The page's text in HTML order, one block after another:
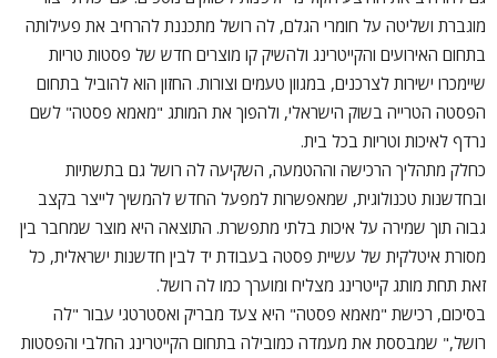
מוגברת ושליטה על חומרי הגלם, לה רושל מתכננת להרחיב את פעילותה
בתחום האירועים והקייטרינג ולהשיק קו מוצרים חדש של פסטות טריות
שיימכרו ישירות לצרכנים, במגוון טעמים וצורות. החזון הוא להוביל בתחום
הפסטה הטרייה בשוק הישראלי, ולהפוך את המותג "מאמא פסטה" לשם
נרדף לאיכות וטריות בכל בית.
כחלק מתהליך הרכישה וההטמעה, השקיעה לה רושל גם בתשתיות
ובחדשנות טכנולוגית, שמאפשרות למפעל החדש להמשיך לייצר בקצב
גבוה תוך שמירה על איכות בלתי מתפשרת. התוצאה היא מוצר שמחבר בין
מסורת איטלקית של עשיית פסטה בעבודת יד לבין חדשנות ישראלית, כל
זאת תחת מותג קייטרינג מצליח ומוערך כמו לה רושל.
בסיכום, רכישת "מאמא פסטה" היא צעד מבריק ואסטרטגי עבור "לה
רושל," שמבססת את מעמדה כמובילה בתחום הקייטרינג החלבי והפסטות